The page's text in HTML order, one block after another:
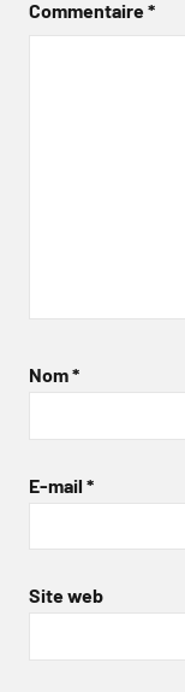
Commentaire*
Nom*
E-mail *
Site web